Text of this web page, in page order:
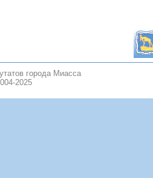
города Миасса
2025